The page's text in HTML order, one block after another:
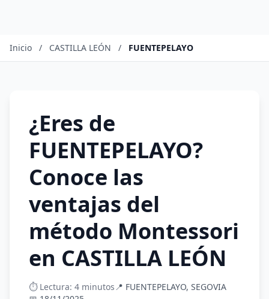
Inicio / CASTILLA LEÓN / FUENTEPELAYO
¿Eres de
FUENTEPELAYO?
Conoce las
ventajas del
método Montessori
en CASTILLA LEÓN
⏱️ Lectura: 4 minutos📍 FUENTEPELAYO, SEGOVIA